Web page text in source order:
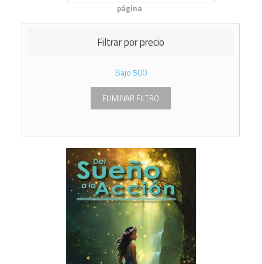
página
Filtrar por precio
Bajo500
ELIMINAR FILTRO